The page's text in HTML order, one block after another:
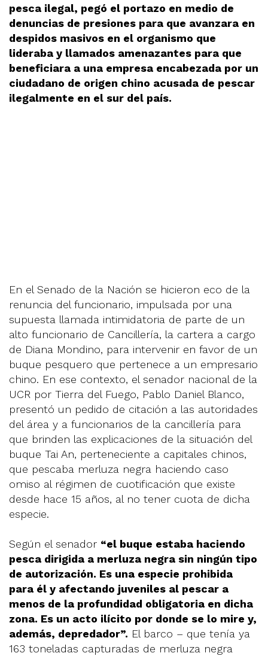
pesca ilegal, pegó el portazo en medio de
denuncias de presiones para que avanzara en
despidos masivos en el organismo que
lideraba y llamados amenazantes para que
beneficiara a una empresa encabezada por un
ciudadano de origen chino acusada de pescar
ilegalmente en el sur del país.
En el Senado de la Nación se hicieron eco de la
renuncia del funcionario, impulsada por una
supuesta llamada intimidatoria de parte de un
alto funcionario de Cancillería, la cartera a cargo
de Diana Mondino, para intervenir en favor de un
buque pesquero que pertenece a un empresario
chino. En ese contexto, el senador nacional de la
UCR por Tierra del Fuego, Pablo Daniel Blanco,
presentó un pedido de citación a las autoridades
del área y a funcionarios de la cancillería para
que brinden las explicaciones de la situación del
buque Tai An, perteneciente a capitales chinos,
que pescaba merluza negra haciendo caso
omiso al régimen de cuotificación que existe
desde hace 15 años, al no tener cuota de dicha
especie.
Según el senador “el buque estaba haciendo
pesca dirigida a merluza negra sin ningún tipo
de autorización. Es una especie prohibida
para él y afectando juveniles al pescar a
menos de la profundidad obligatoria en dicha
zona. Es un acto ilícito por donde se lo mire y,
además, depredador”. El barco – que tenía ya
163 toneladas capturadas de merluza negra